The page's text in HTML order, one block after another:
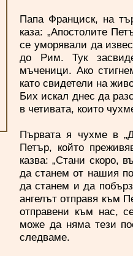
Папа Франциск, на
каза: „Апостолите
се уморявали да
до Рим. Тук
мъченици. Ако
като свидетели на
Бих искал днес да
в четивата, които
Първата я чухме в
Петър, който
казва: „Стани скоро,
да станем от нашия
да станем и да
ангелът отправя към
отправени към нас,
може да няма тези
следваме.